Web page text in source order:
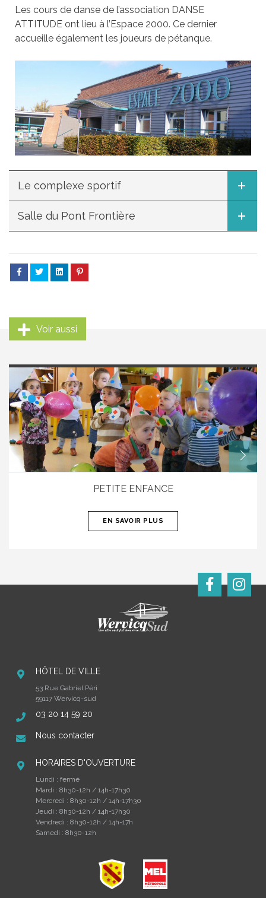
Les cours de danse de l’association DANSE
ATTITUDE ont lieu à l’Espace 2000. Ce dernier
accueille également les joueurs de pétanque.
Le complexe sportif
Salle du Pont Frontière
Voir aussi
PETITE ENFANCE
EN SAVOIR PLUS
HÔTEL DE VILLE
53 Rue Gabriel Péri
59117 Wervicq-sud
03 20 14 59 20
Nous contacter
HORAIRES D'OUVERTURE
Lundi : fermé
Mardi : 8h30-12h / 14h-17h30
Mercredi : 8h30-12h / 14h-17h30
Jeudi : 8h30-12h / 14h-17h30
Vendredi : 8h30-12h / 14h-17h
Samedi : 8h30-12h